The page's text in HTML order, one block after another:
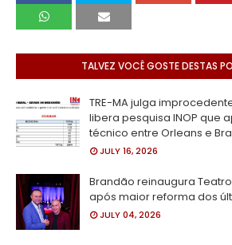
TALVEZ VOCÊ GOSTE DESTAS
TRE-MA julga
libera pesquisa INOP que
técnico entre Orleans e
JULY 16, 2026
Brandão reinaugura
após maior reforma dos
JULY 04, 2026